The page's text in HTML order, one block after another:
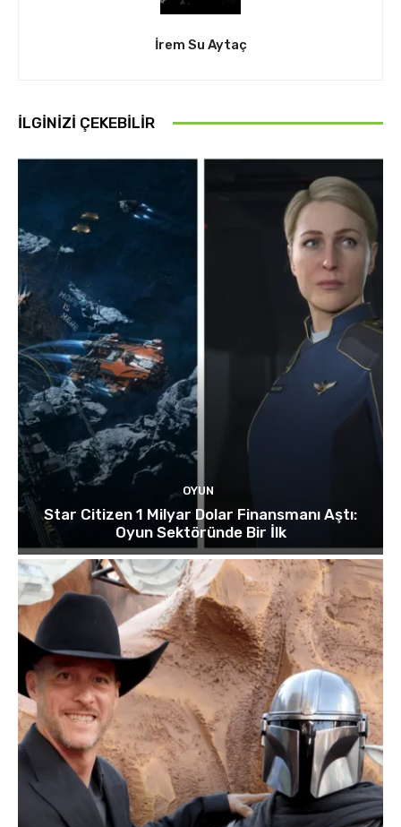
İrem Su Aytaç
İLGINIZI ÇEKEBILIR
OYUN
Star Citizen 1 Milyar Dolar Finansmanı Aştı:
Oyun Sektöründe Bir İlk